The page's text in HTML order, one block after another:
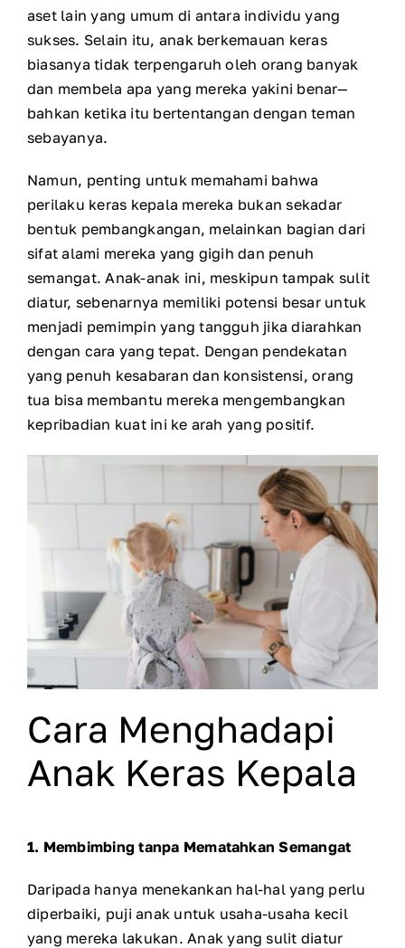
aset lain yang umum di antara individu yang
sukses. Selain itu, anak berkemauan keras
biasanya tidak terpengaruh oleh orang banyak
dan membela apa yang mereka yakini benar—
bahkan ketika itu bertentangan dengan teman
sebayanya.
Namun, penting untuk memahami bahwa
perilaku keras kepala mereka bukan sekadar
bentuk pembangkangan, melainkan bagian dari
sifat alami mereka yang gigih dan penuh
semangat. Anak-anak ini, meskipun tampak sulit
diatur, sebenarnya memiliki potensi besar untuk
menjadi pemimpin yang tangguh jika diarahkan
dengan cara yang tepat. Dengan pendekatan
yang penuh kesabaran dan konsistensi, orang
tua bisa membantu mereka mengembangkan
kepribadian kuat ini ke arah yang positif.
Cara Menghadapi
Anak Keras Kepala
1. Membimbing tanpa Mematahkan Semangat
Daripada hanya menekankan hal-hal yang perlu
diperbaiki, puji anak untuk usaha-usaha kecil
yang mereka lakukan. Anak yang sulit diatur